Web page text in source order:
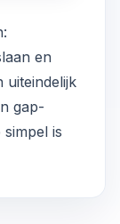
en
uiteindelijk
gap-
is